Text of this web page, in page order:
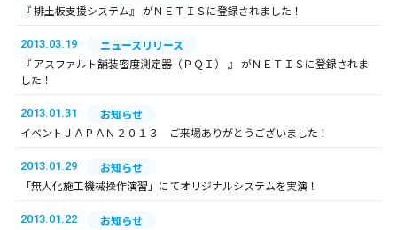
『 排土板支援システム』 がＮＥＴＩＳに登録されました！
2013.03.19
ニュースリリース
『 アスファルト舗装密度測定器（ＰＱＩ） 』 がＮＥＴＩＳに登録されま
した！
2013.01.31
お知らせ
イベントＪＡＰＡＮ２０１３ ご来場ありがとうございました！
2013.01.29
お知らせ
「無人化施工機械操作演習」にてオリジナルシステムを実演！
2013.01.22
お知らせ